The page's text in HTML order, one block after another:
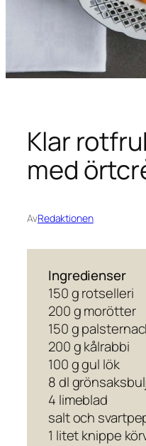
Klar
med
AvRedaktionen
Ingredienser
150 g rotselleri
200 g morötter
150 g
200 g kålrabbi
100 g gul lök
8 dl
4 limeblad
salt och
1 litet knippe